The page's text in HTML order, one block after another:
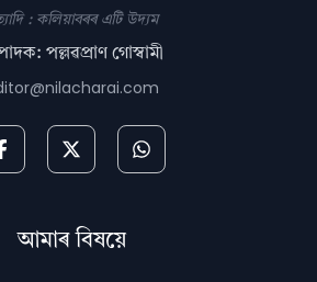
: কলিয়াবৰৰ এটি উদ্যম
পল্লৱপ্ৰাণ গোস্বামী
আমাৰ বিষয়ে